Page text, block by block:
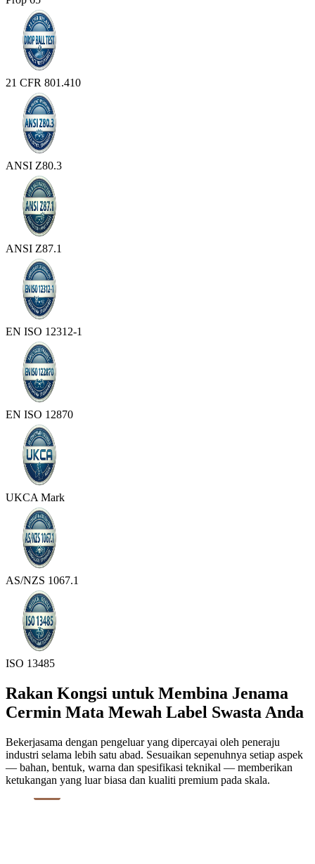
21 CFR 801.410
ANSI Z80.3
ANSI Z87.1
EN ISO 12312-1
EN ISO 12870
UKCA Mark
AS/NZS 1067.1
ISO 13485
Rakan Kongsi untuk Membina Jenama
Cermin Mata Mewah Label Swasta Anda
Bekerjasama dengan pengeluar yang dipercayai oleh peneraju
industri selama lebih satu abad. Sesuaikan sepenuhnya setiap aspek
— bahan, bentuk, warna dan spesifikasi teknikal — memberikan
ketukangan yang luar biasa dan kualiti premium pada skala.